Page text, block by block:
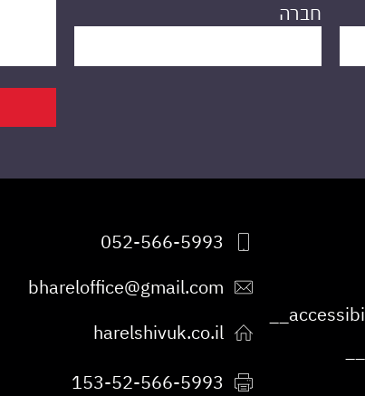
חברה
052-566-5993
bhareloffice@gmail.com
harelshivuk.co.il
153-52-566-5993